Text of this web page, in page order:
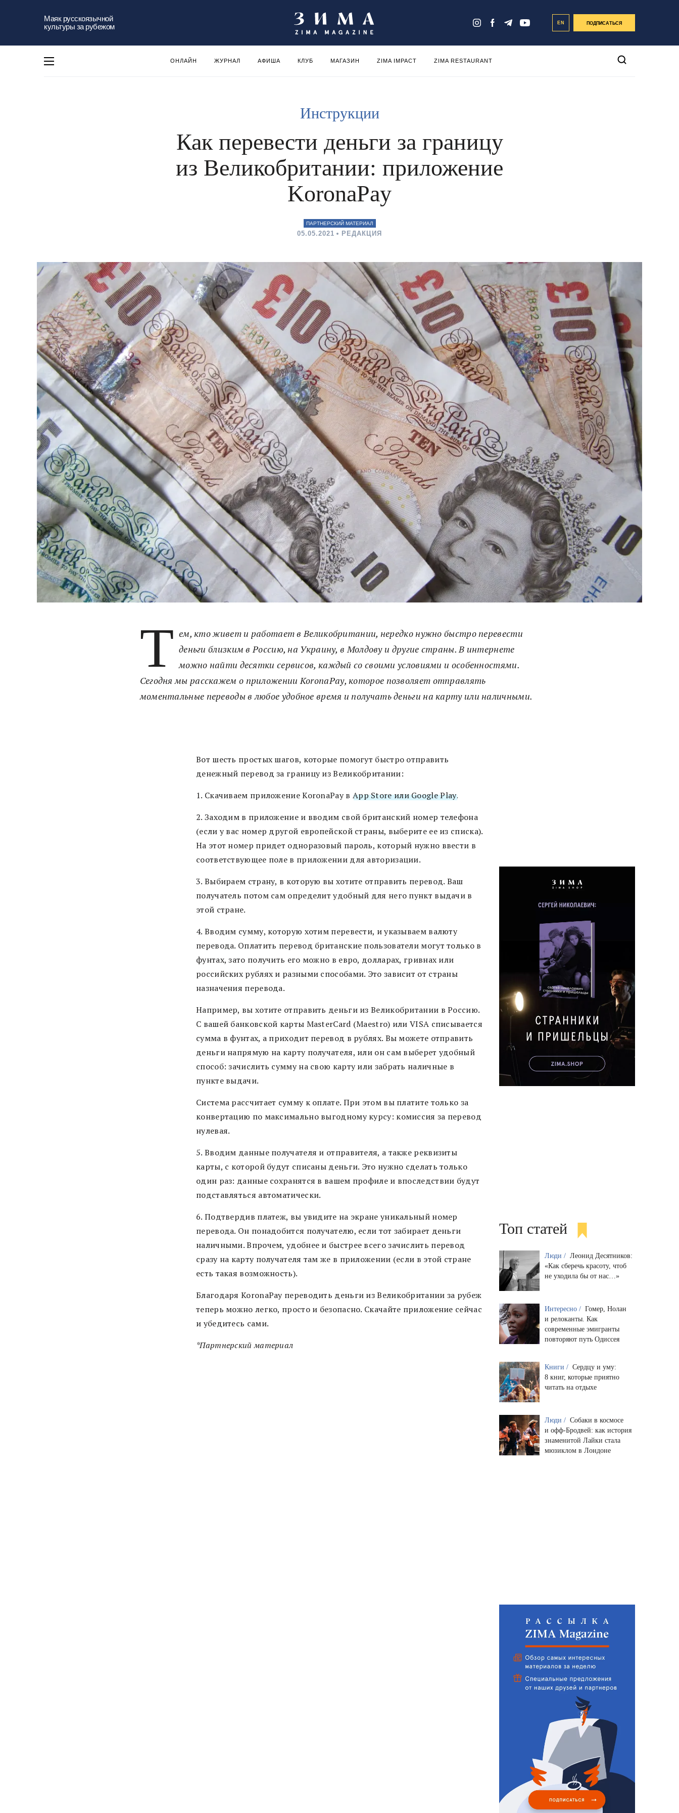
Маяк русскоязычной
культуры за рубежом
EN ПОДПИСАТЬСЯ
ОНЛАЙН ЖУРНАЛ АФИША КЛУБ МАГАЗИН ZIMA IMPACT ZIMA RESTAURANT
Инструкции
Как перевести деньги за границу
из Великобритании: приложение
KoronaPay
ПАРТНЕРСКИЙ МАТЕРИАЛ
05.05.2021 РЕДАКЦИЯ
Т ем, кто живет и работает в Великобритании, нередко нужно быстро перевести
деньги близким в Россию, на Украину, в Молдову и другие страны. В интернете
можно найти десятки сервисов, каждый со своими условиями и особенностями.
Сегодня мы расскажем о приложении KoronaPay, которое позволяет отправлять
моментальные переводы в любое удобное время и получать деньги на карту или наличными.
Вот шесть простых шагов, которые помогут быстро отправить
денежный перевод за границу из Великобритании:
1. Скачиваем приложение KoronaPay в App Store или Google Play.
2. Заходим в приложение и вводим свой британский номер телефона
(если у вас номер другой европейской страны, выберите ее из списка).
На этот номер придет одноразовый пароль, который нужно ввести в
соответствующее поле в приложении для авторизации.
3. Выбираем страну, в которую вы хотите отправить перевод. Ваш
получатель потом сам определит удобный для него пункт выдачи в
этой стране.
4. Вводим сумму, которую хотим перевести, и указываем валюту
перевода. Оплатить перевод британские пользователи могут только в
фунтах, зато получить его можно в евро, долларах, гривнах или
российских рублях и разными способами. Это зависит от страны
назначения перевода.
Например, вы хотите отправить деньги из Великобритании в Россию.
С вашей банковской карты MasterCard (Maestro) или VISA списывается
сумма в фунтах, а приходит перевод в рублях. Вы можете отправить
деньги напрямую на карту получателя, или он сам выберет удобный
способ: зачислить сумму на свою карту или забрать наличные в
пункте выдачи.
Система рассчитает сумму к оплате. При этом вы платите только за
конвертацию по максимально выгодному курсу: комиссия за перевод
нулевая.
5. Вводим данные получателя и отправителя, а также реквизиты
карты, с которой будут списаны деньги. Это нужно сделать только
один раз: данные сохранятся в вашем профиле и впоследствии будут
подставляться автоматически.
6. Подтвердив платеж, вы увидите на экране уникальный номер
перевода. Он понадобится получателю, если тот забирает деньги
наличными. Впрочем, удобнее и быстрее всего зачислить перевод
сразу на карту получателя там же в приложении (если в этой стране
есть такая возможность).
Благодаря KoronaPay переводить деньги из Великобритании за рубеж
теперь можно легко, просто и безопасно. Скачайте приложение сейчас
и убедитесь сами.
*Партнерский материал
Топ статей
Люди / Леонид Десятников:
«Как сберечь красоту, чтоб
не уходила бы от нас…»
Интересно / Гомер, Нолан
и релоканты. Как
современные эмигранты
повторяют путь Одиссея
Книги / Сердцу и уму:
8 книг, которые приятно
читать на отдыхе
Люди / Собаки в космосе
и офф-Бродвей: как история
знаменитой Лайки стала
мюзиклом в Лондоне